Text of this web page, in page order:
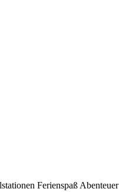
Ferienspaß Abenteuer